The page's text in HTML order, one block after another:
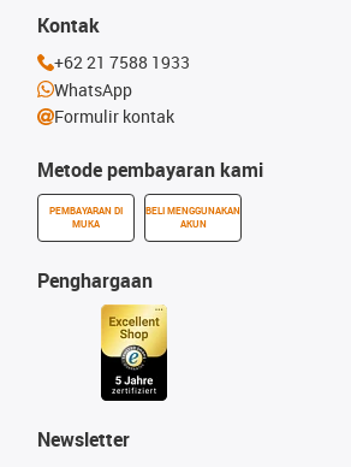
Metode pembayaran kami
PEMBAYARAN DI
MUKA
BELI MENGGUNAKAN
AKUN
Penghargaan
Newsletter
Kontak
+62 21 7588 1933
WhatsApp
Formulir kontak